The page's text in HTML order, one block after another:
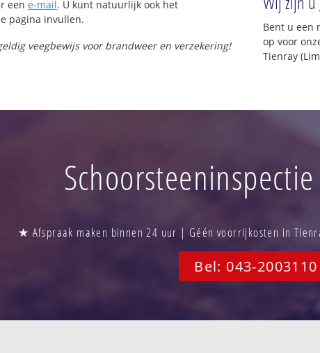
eene-mail. U kunt natuurlijk ook het
pagina invullen.
veegbewijs voor brandweer en verzekering!
Bent u een
op voor
Tienray
★ Afspraak maken binnen 24 uur | Géén voorrijkosten in
Bel: 043-2003110